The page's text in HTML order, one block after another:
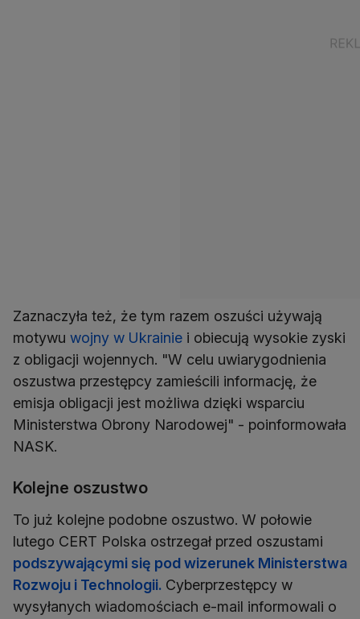
Zaznaczyła też, że tym razem oszuści używają
motywu wojny w Ukrainie i obiecują wysokie zyski
z obligacji wojennych. "W celu uwiarygodnienia
oszustwa przestępcy zamieścili informację, że
emisja obligacji jest możliwa dzięki wsparciu
Ministerstwa Obrony Narodowej" - poinformowała
NASK.
Kolejne oszustwo
To już kolejne podobne oszustwo. W połowie
lutego CERT Polska ostrzegał przed oszustami
podszywającymi się pod wizerunek Ministerstwa
Rozwoju i Technologii. Cyberprzestępcy w
wysyłanych wiadomościach e-mail informowali o